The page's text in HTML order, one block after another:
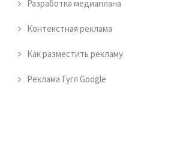
Разработка медиаплана
Контекстная реклама
Как разместить рекламу
Реклама Гугл Google